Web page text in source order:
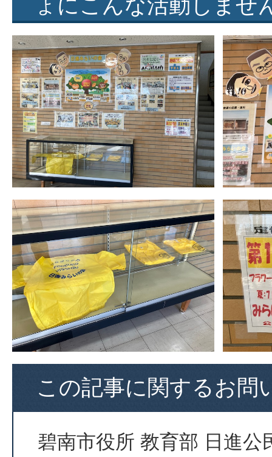
この記事に関するお問
碧南市役所 教育部 日進公